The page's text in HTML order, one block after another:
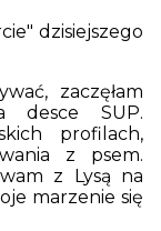
dzisiejszego
zaczęłam
desce SUP.
profilach,
z psem.
z Lysą na
marzenie się